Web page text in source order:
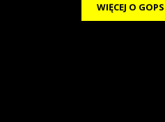
WIĘCEJ O GOPS